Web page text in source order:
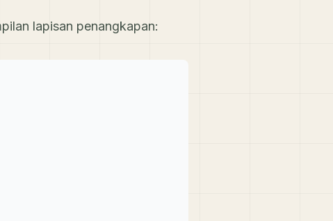
lapisan penangkapan: